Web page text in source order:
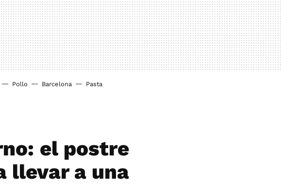
Pollo Barcelona Pasta
el postre
llevar a una